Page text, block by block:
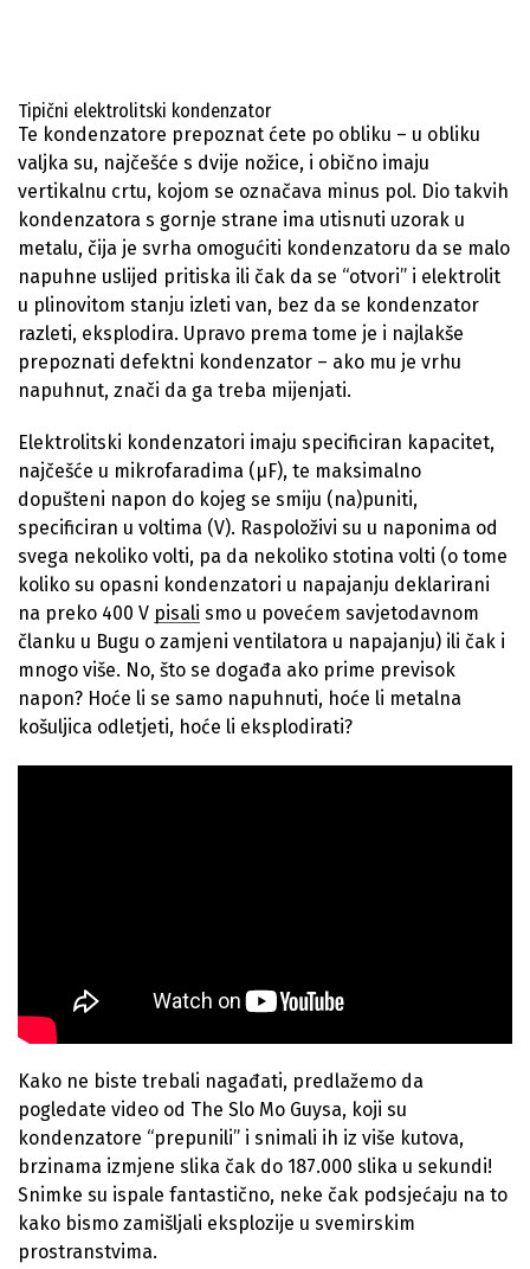
Tipični elektrolitski kondenzator
Te kondenzatore prepoznat ćete po obliku – u obliku
valjka su, najčešće s dvije nožice, i obično imaju
vertikalnu crtu, kojom se označava minus pol. Dio takvih
kondenzatora s gornje strane ima utisnuti uzorak u
metalu, čija je svrha omogućiti kondenzatoru da se malo
napuhne uslijed pritiska ili čak da se “otvori” i elektrolit
u plinovitom stanju izleti van, bez da se kondenzator
razleti, eksplodira. Upravo prema tome je i najlakše
prepoznati defektni kondenzator – ako mu je vrhu
napuhnut, znači da ga treba mijenjati.
Elektrolitski kondenzatori imaju specificiran kapacitet,
najčešće u mikrofaradima (μF), te maksimalno
dopušteni napon do kojeg se smiju (na)puniti,
specificiran u voltima (V). Raspoloživi su u naponima od
svega nekoliko volti, pa da nekoliko stotina volti (o tome
koliko su opasni kondenzatori u napajanju deklarirani
na preko 400 V pisali smo u povećem savjetodavnom
članku u Bugu o zamjeni ventilatora u napajanju) ili čak i
mnogo više. No, što se događa ako prime previsok
napon? Hoće li se samo napuhnuti, hoće li metalna
košuljica odletjeti, hoće li eksplodirati?
Kako ne biste trebali nagađati, predlažemo da
pogledate video od The Slo Mo Guysa, koji su
kondenzatore “prepunili” i snimali ih iz više kutova,
brzinama izmjene slika čak do 187.000 slika u sekundi!
Snimke su ispale fantastično, neke čak podsjećaju na to
kako bismo zamišljali eksplozije u svemirskim
prostranstvima.